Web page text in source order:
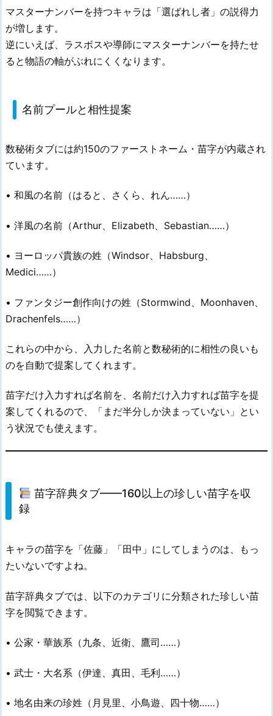
マスターナンバーを持つキャラは「選ばれし者」の説得力
が増します。
逆にいえば、ラスボスや導師にマスターナンバーを持たせ
ると物語の軸がぶれにくくなります。
名前プールと相性提案
数秘術タブには約150のファーストネーム・苗字が内蔵され
ています。
• 和風の名前（はると、さくら、れん……）
• 洋風の名前（Arthur、Elizabeth、Sebastian……）
• ヨーロッパ貴族の姓（Windsor、Habsburg、
Medici……）
• ファンタジー創作向けの姓（Stormwind、Moonhaven、
Drachenfels……）
これらの中から、入力した名前と数秘術的に相性の良いも
のを自動で提案してくれます。
苗字だけ入力すれば名前を、名前だけ入力すれば苗字を提
案してくれるので、「まだ半分しか決まっていない」とい
う状況でも使えます。
苗字辞典タブ——160以上の珍しい苗字を収
録
キャラの苗字を「佐藤」「田中」にしてしまうのは、もっ
たいないですよね。
苗字辞典タブでは、以下のカテゴリに分類された珍しい苗
字を閲覧できます。
• 公家・華族系（九条、近衛、鷹司……）
• 武士・大名系（伊達、真田、毛利……）
• 地名由来の珍姓（月見里、小鳥遊、四十物……）